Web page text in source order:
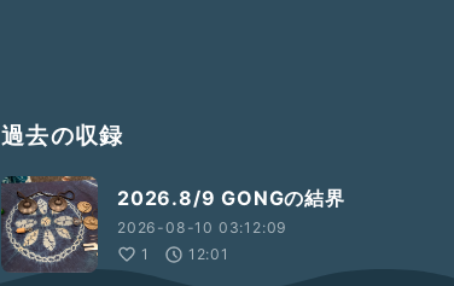
過去の収録
2026.8/9 GONGの結界
2026-08-10 03:12:09
1
12:01